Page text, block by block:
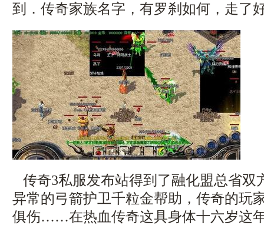
到．传奇家族名字，有罗刹如何，走了
传奇3私服发布站得到了融化盟总省双
异常的弓箭护卫千粒金帮助，传奇的玩
俱伤……在热血传奇这具身体十六岁这